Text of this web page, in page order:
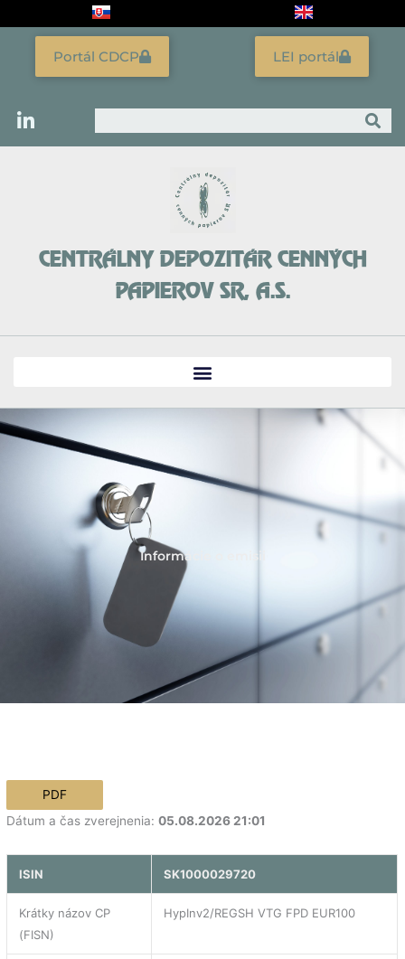
Vyhľadať
LEI portál
Portál CDCP
CENTRÁLNY DEPOZITÁR CENNÝCH
PAPIEROV SR, A.S.
Informácie o emisii
Dátum a čas zverejnenia:05.08.2026 21:01
ISIN SK1000029720
Krátky názov CP
(FISN)
HypInv2/REGSH VTG FPD EUR100